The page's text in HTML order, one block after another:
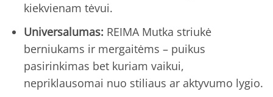
kiekvienam tėvui.
Universalumas: REIMA Mutka striukė
berniukams ir mergaitėms – puikus
pasirinkimas bet kuriam vaikui,
nepriklausomai nuo stiliaus ar aktyvumo lygio.